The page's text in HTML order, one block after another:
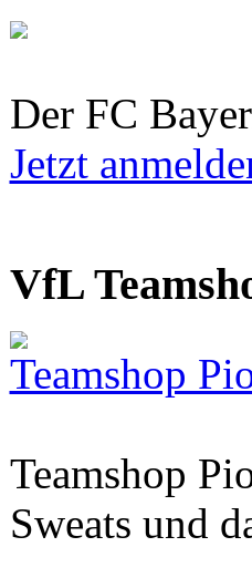
Der FC
Jetzt
VfL
Teamshop
Teamshop
Sweats und